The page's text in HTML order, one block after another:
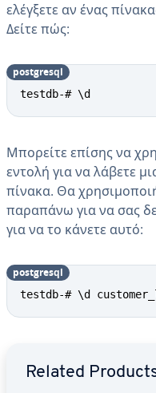
ελέγξετε αν ένας
Δείτε πώς:
testdb-# \d
postgresql
Μπορείτε επίσης να
εντολή για να λάβετε
πίνακα. Θα
παραπάνω για να σας
για να το κάνετε αυτό:
testdb-# \d
postgresql
Related